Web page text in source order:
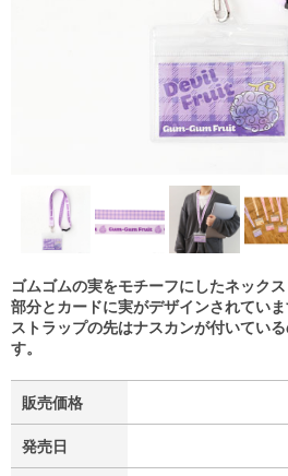
ゴムゴムの実をモチーフにしたネック
部分とカードに実がデザインされていま
ストラップの先はナスカンが付いてい
す。
販売価格
発売日